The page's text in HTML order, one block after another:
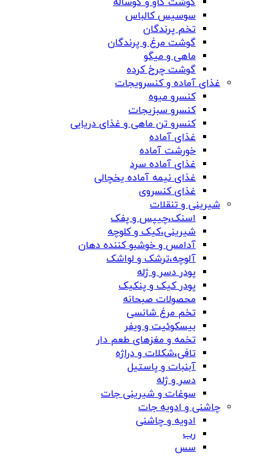
سوسیس کالباس
تخم پرندگان
گوشت مرغ و پرندگان
ماهی و میگو
گوشت چرخ کرده
غذای آماده و کنسرویجات
کنسرو میوه
کنسرو سبزیجات
کنسرو تن ماهی و غذای دریایی
غذای آماده
خورشت آماده
غذای آماده سرد
غذای نیمه آماده یخچالی
غذای کنسروی
شیرینی و تنقلات
اسنک،چیپس و پفک
شیرینی،کیک و کلوچه
آدامس و خوشبو کننده دهان
آلوچه،ترشک و لواشک
پودر دسر و ژله
پودر کیک و پنکیک
محصولات صبحانه
تخم مرغ شانسی
بیسکوئیت و ویفر
تخمه و مغزهای طعم دار
تافی،شکلات و دراژه
آبنبات و پاستیل
دسر و ژله
سوغات و شیرینی جات
چاشنی و ادویه جات
ادویه و چاشنی
رب
سس